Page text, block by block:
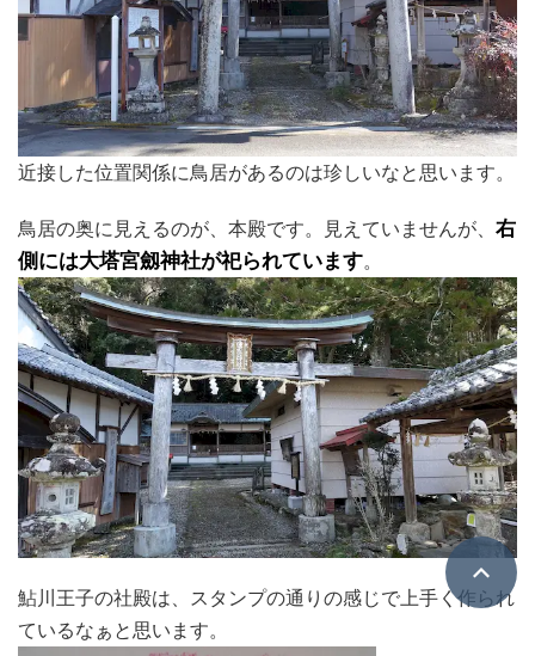
近接した位置関係に鳥居があるのは珍しいなと思います。
鳥居の奥に見えるのが、本殿です。見えていませんが、 右
側には⼤塔宮劔神社が祀られています。
鮎川王子の社殿は、スタンプの通りの感じで上手く作られ
ているなぁと思います。